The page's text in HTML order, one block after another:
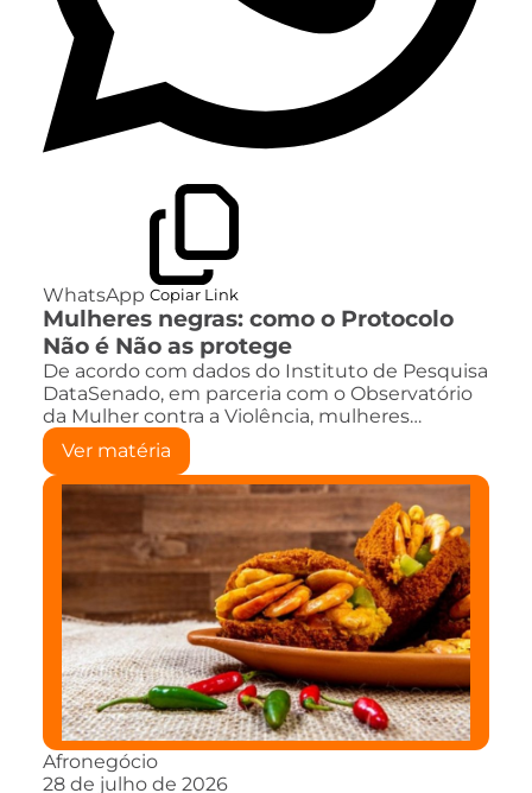
WhatsApp Copiar Link
Mulheres negras: como o Protocolo
Não é Não as protege
De acordo com dados do Instituto de Pesquisa
DataSenado, em parceria com o Observatório
da Mulher contra a Violência, mulheres…
Ver matéria
Afronegócio
28 de julho de 2026